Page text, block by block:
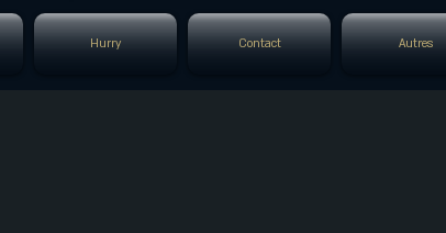
Hurry Contact Autres